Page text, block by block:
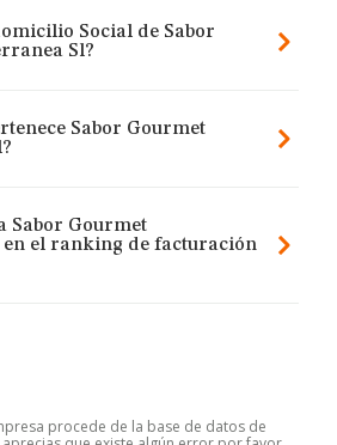
Social de Sabor
Sl?
Sabor Gourmet
Sabor Gourmet
el ranking de facturación
procede de la base de datos de